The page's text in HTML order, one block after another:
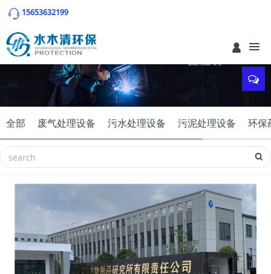
15653632199
全部 废气处理设备 污水处理设备 污泥处理设备 环保